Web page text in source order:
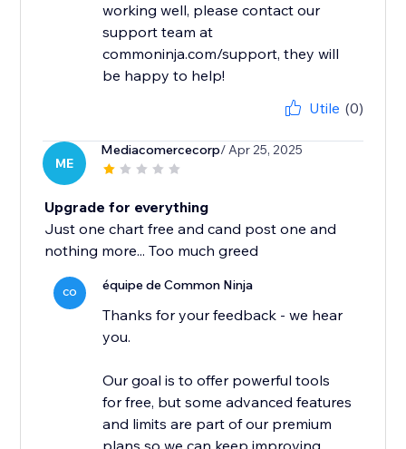
working well, please contact our
support team at
commoninja.com/support, they will
be happy to help!
Utile (0)
ME
Mediacomercecorp/ Apr 25, 2025
Upgrade for everything
Just one chart free and cand post one and
nothing more... Too much greed
CO équipe de Common Ninja
Thanks for your feedback - we hear
you.
Our goal is to offer powerful tools
for free, but some advanced features
and limits are part of our premium